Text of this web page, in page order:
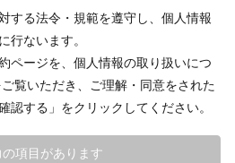
する法令・規範を遵守し、個人情報
行ないます。
ページを、個人情報の取り扱いにつ
ご覧いただき、ご理解・同意をされた
認する」をクリックしてください。
の項目があります